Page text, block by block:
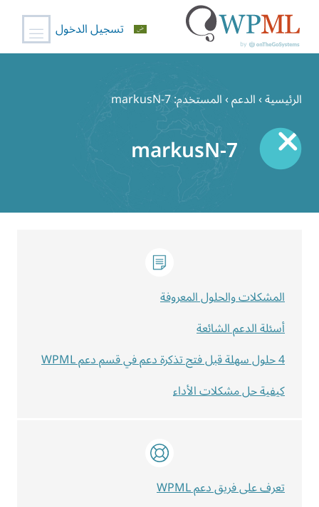
المحتوى
تسجيل الدخول
الرئيسية›الدعم›المستخدم: markusN-7
markusN-7
المشكلات والحلول المعروفة
أسئلة الدعم الشائعة
4 حلول سهلة قبل فتح تذكرة دعم في قسم دعم WPML
كيفية حل مشكلات الأداء
تعرف على فريق دعم WPML